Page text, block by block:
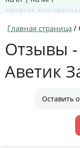
Главная страница /
Отзывы
Аветик
Оставить